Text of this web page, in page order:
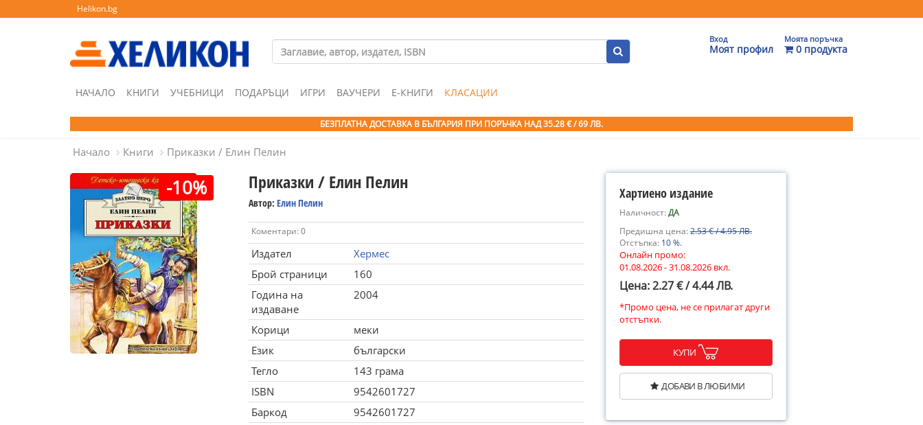
Helikon.bg
Вход
Моят профил
Моята поръчка
0 продукта
НАЧАЛО КНИГИ УЧЕБНИЦИ ПОДАРЪЦИ ИГРИ ВАУЧЕРИ Е-КНИГИ КЛАСАЦИИ
БЕЗПЛАТНА ДОСТАВКА В БЪЛГАРИЯ ПРИ ПОРЪЧКА НАД 35.28 € / 69 ЛВ.
Начало Книги Приказки / Елин Пелин
-10% Приказки / Елин Пелин
Автор: Елин Пелин
Коментари: 0
Издател
Хермес
Брой страници
160
Година на
издаване
2004
Корици
меки
Език
български
Тегло
143 грама
ISBN
9542601727
Баркод
9542601727
Хартиено издание
Наличност:ДА
Предишна цена:2.53 € / 4.95 ЛВ.
Отстъпка: 10 %.
Онлайн промо:
01.08.2026 - 31.08.2026 вкл.
Цена: 2.27 € / 4.44 ЛВ.
*Промо цена, не се прилагат други
отстъпки.
КУПИ
ДОБАВИ В ЛЮБИМИ